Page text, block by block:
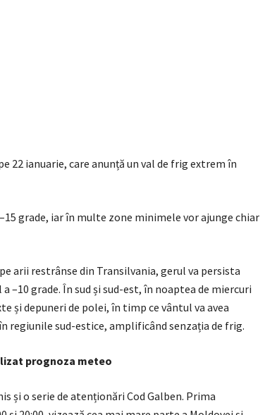
22 ianuarie, care anunță un val de frig extrem în
grade, iar în multe zone minimele vor ajunge chiar
arii restrânse din Transilvania, gerul va persista
–10 grade. În sud și sud-est, în noaptea de miercuri
și depuneri de polei, în timp ce vântul va avea
regiunile sud-estice, amplificând senzația de frig.
prognoza meteo
și o serie de atenționări Cod Galben. Prima